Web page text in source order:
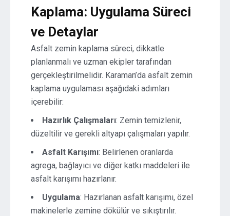
Kaplama: Uygulama Süreci
ve Detaylar
Asfalt zemin kaplama süreci, dikkatle
planlanmalı ve uzman ekipler tarafından
gerçekleştirilmelidir. Karaman’da asfalt zemin
kaplama uygulaması aşağıdaki adımları
içerebilir:
Hazırlık Çalışmaları: Zemin temizlenir,
düzeltilir ve gerekli altyapı çalışmaları yapılır.
Asfalt Karışımı: Belirlenen oranlarda
agrega, bağlayıcı ve diğer katkı maddeleri ile
asfalt karışımı hazırlanır.
Uygulama: Hazırlanan asfalt karışımı, özel
makinelerle zemine dökülür ve sıkıştırılır.